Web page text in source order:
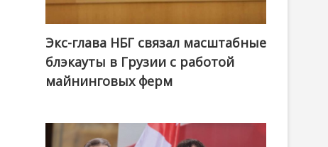
Экс-глава НБГ связал масштабные
блэкауты в Грузии с работой
майнинговых ферм